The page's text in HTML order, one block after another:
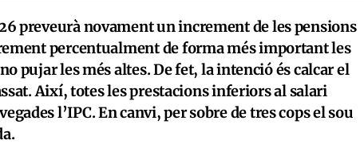
preveurà novament un increment de les pensions
percentualment de forma més important les
pujar les més altes. De fet, la intenció és calcar el
Així, totes les prestacions inferiors al salari
l’IPC. En canvi, per sobre de tres cops el sou